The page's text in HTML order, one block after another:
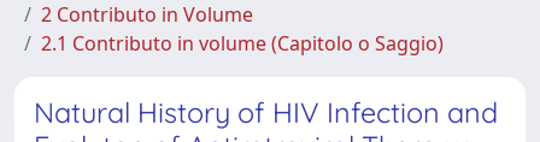
2 Contributo in Volume
2.1 Contributo in volume (Capitolo o Saggio)
Natural History of HIV Infection and